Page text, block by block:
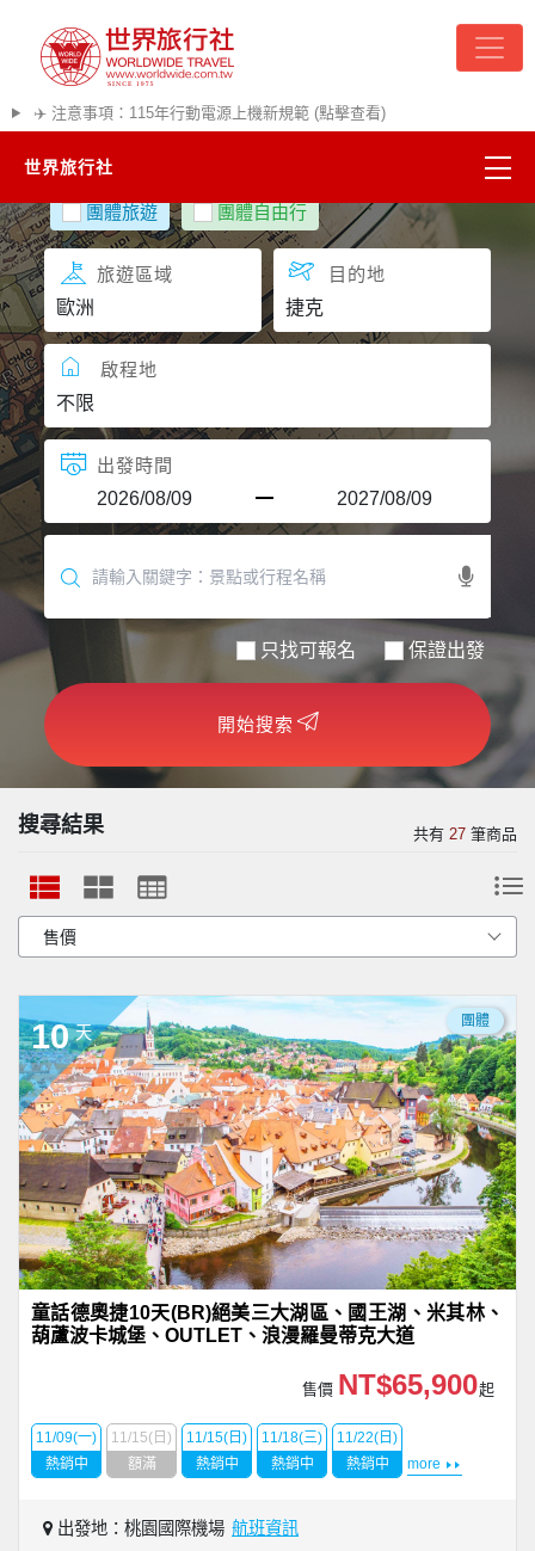
✈️ 注意事項：115年行動電源上機新規範 (點擊查看)
世界旅行社
精彩越南
熱門韓國
超夯日本
悠遊美加
遊輪河輪
世界臻旅
中東非洲
歐洲之旅
頂尖世界
二人成行
團體旅遊 團體自由行
旅遊區域 目的地
啟程地
出發時間
只找可報名 保證出發
開始搜索
搜尋結果 共有 27 筆商品
10 天
團體
童話德奧捷10天(BR)絕美三大湖區、國王湖、米其林、
葫蘆波卡城堡、OUTLET、浪漫羅曼蒂克大道
售價 NT$65,900起
11/09(一)
熱銷中
11/15(日)
額滿
11/15(日)
熱銷中
11/18(三)
熱銷中
11/22(日)
熱銷中
more
出發地：桃園國際機場 航班資訊